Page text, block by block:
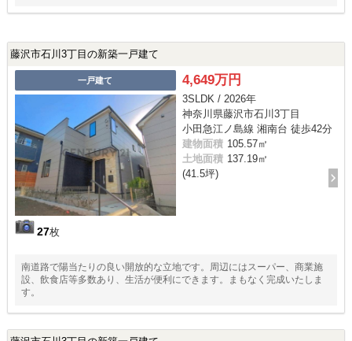
藤沢市石川3丁目の新築一戸建て
一戸建て
27枚
4,649万円
3SLDK / 2026年
神奈川県藤沢市石川3丁目
小田急江ノ島線 湘南台 徒歩42分
建物面積 105.57㎡
土地面積 137.19㎡
(41.5坪)
南道路で陽当たりの良い開放的な立地です。周辺にはスーパー、商業施
設、飲食店等多数あり、生活が便利にできます。まもなく完成いたしま
す。